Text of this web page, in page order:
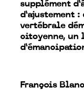
supplément
d’ajustement
vertébrale
citoyenne, un
François